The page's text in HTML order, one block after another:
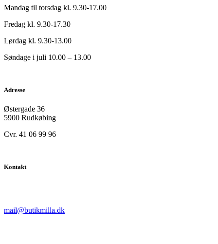
Mandag til torsdag kl. 9.30-17.00
Fredag kl. 9.30-17.30
Lørdag kl. 9.30-13.00
Søndage i juli 10.00 – 13.00
Adresse
Østergade 36
5900 Rudkøbing
Cvr. 41 06 99 96
Kontakt
mail@butikmilla.dk